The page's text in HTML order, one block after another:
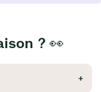
? 👀